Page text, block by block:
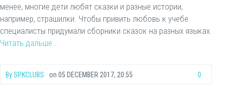
менее, многие дети любят сказки и разные истории,
например, страшилки. Чтобы привить любовь к учебе
специалисты придумали сборники сказок на разных языках.
Читать дальше...
BySPKCLUBS on 05 DECEMBER 2017, 20:55 0